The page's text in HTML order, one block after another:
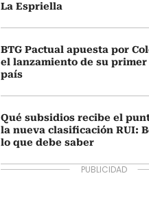
La Espriella
BTG Pactual apuesta por
el lanzamiento de su primer
país
Qué subsidios recibe el
la nueva clasificación RUI:
lo que debe saber